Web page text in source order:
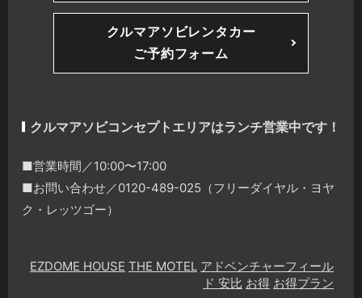
クルマアソビレンタカー
ご予約フォーム
クルマアソビコンセプトエリアはランチ営業中です！
■営業時間／10:00〜17:00
■お問い合わせ／0120-489-025（フリーダイヤル・ヨヤ
ク・レッツゴー）
EZDOME HOUSE THE MOTEL アドベンチャーフィール
ド 安比 お得 お得プラン